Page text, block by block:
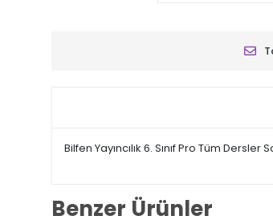
Bilfen Yayıncılık 6. Sınıf Pro Tüm
Benzer Ürünler